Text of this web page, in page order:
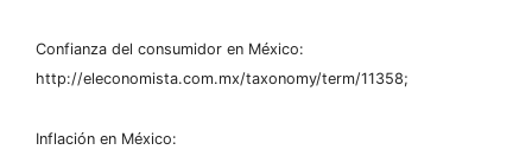
Confianza del consumidor en México:
http://eleconomista.com.mx/taxonomy/term/11358;
Inflación en México: